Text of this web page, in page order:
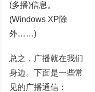
(多播)信息。
(Windows XP除
外……)
总之，广播就在我们
身边。下面是一些常
见的广播通信：